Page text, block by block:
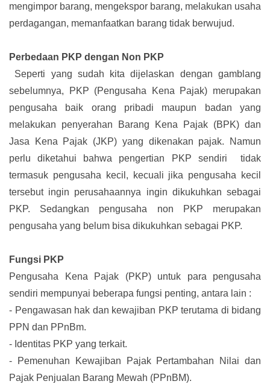
mengimpor barang, mengekspor barang, melakukan usaha
perdagangan, memanfaatkan barang tidak berwujud.
Perbedaan PKP dengan Non PKP
Seperti yang sudah kita dijelaskan dengan gamblang
sebelumnya, PKP (Pengusaha Kena Pajak) merupakan
pengusaha baik orang pribadi maupun badan yang
melakukan penyerahan Barang Kena Pajak (BPK) dan
Jasa Kena Pajak (JKP) yang dikenakan pajak. Namun
perlu diketahui bahwa pengertian PKP sendiri tidak
termasuk pengusaha kecil, kecuali jika pengusaha kecil
tersebut ingin perusahaannya ingin dikukuhkan sebagai
PKP. Sedangkan pengusaha non PKP merupakan
pengusaha yang belum bisa dikukuhkan sebagai PKP.
Fungsi PKP
Pengusaha Kena Pajak (PKP) untuk para pengusaha
sendiri mempunyai beberapa fungsi penting, antara lain :
- Pengawasan hak dan kewajiban PKP terutama di bidang
PPN dan PPnBm.
- Identitas PKP yang terkait.
-
Pemenuhan Kewajiban Pajak Pertambahan Nilai dan
Pajak Penjualan Barang Mewah (PPnBM).